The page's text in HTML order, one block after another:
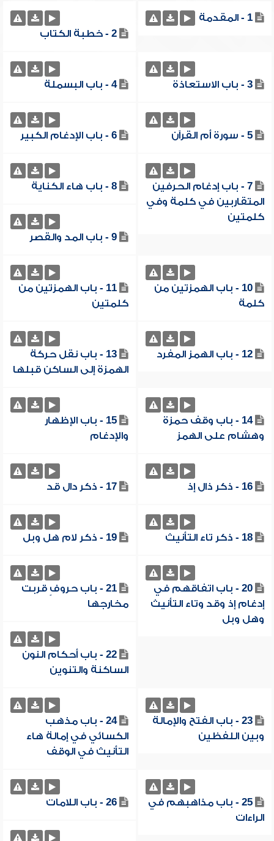
1 - المقدمة
2 - خطبة الكتاب
3 - باب الاستعاذة 4 - باب البسملة
5 - سورة أم القرآن 6 - باب الإدغام الكبير
7 - باب إدغام الحرفين
المتقاربين في كلمة وفي
كلمتين
8 - باب هاء الكناية
9 - باب المد والقصر
10 - باب الهمزتين من
كلمة
11 - باب الهمزتين من
كلمتين
12 - باب الهمز المفرد
13 - باب نقل حركة
الهمزة إلى الساكن قبلها
14 - باب وقف حمزة
وهشام على الهمز
15 - باب الإظهار
والإدغام
16 - ذكر ذال إذ 17 - ذكر دال قد
18 - ذكر تاء التأنيث 19 - ذكر لام هل وبل
20 - باب اتفاقهم في
إدغام إذ وقد وتاء التأنيث
وهل وبل
21 - باب حروفٍ قربت
مخارجها
22 - باب أحكام النون
الساكنة والتنوين
23 - باب الفتح والإمالة
وبين اللفظين
24 - باب مذهب
الكسائي في إمالة هاء
التأنيث في الوقف
25 - باب مذاهبهم في
الراءات
26 - باب اللامات